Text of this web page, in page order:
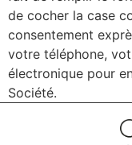
de cocher la case
consentement
votre téléphone,
électronique pour
Société.